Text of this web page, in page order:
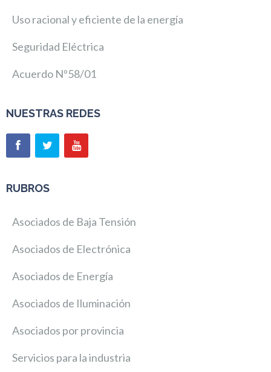
Uso racional y eficiente de la energía
Seguridad Eléctrica
Acuerdo Nº58/01
NUESTRAS REDES
RUBROS
Asociados de Baja Tensión
Asociados de Electrónica
Asociados de Energía
Asociados de Iluminación
Asociados por provincia
Servicios para la industria